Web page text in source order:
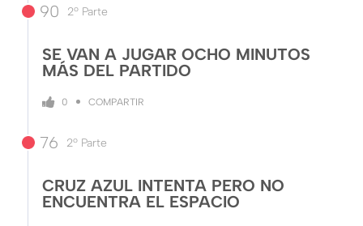
90 2º Parte
SE VAN A JUGAR OCHO MINUTOS
MÁS DEL PARTIDO
0 COMPARTIR
76 2º Parte
CRUZ AZUL INTENTA PERO NO
ENCUENTRA EL ESPACIO